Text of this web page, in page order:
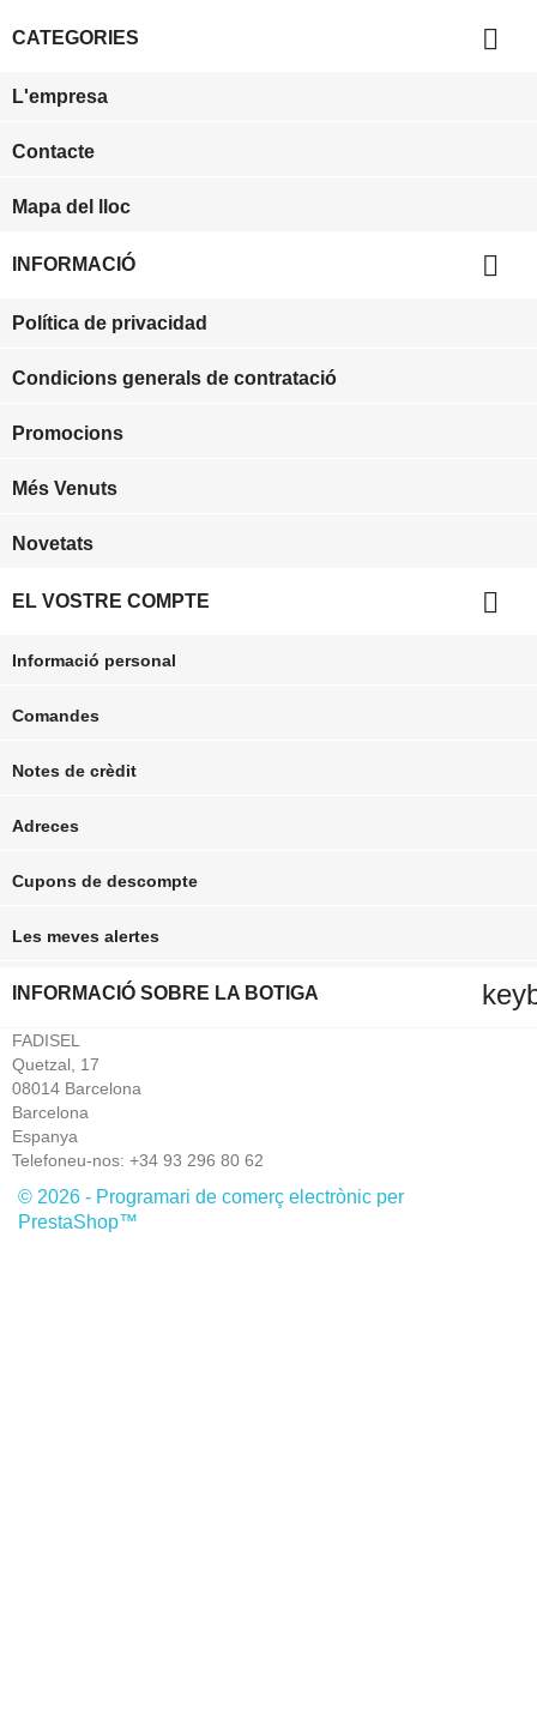
CATEGORIES 
L'empresa
Contacte
Mapa del lloc
INFORMACIÓ 
Política de privacidad
Condicions generals de contratació
Promocions
Més Venuts
Novetats
EL VOSTRE COMPTE 
Informació personal
Comandes
Notes de crèdit
Adreces
Cupons de descompte
Les meves alertes
INFORMACIÓ SOBRE LA BOTIGA
FADISEL
Quetzal, 17
08014 Barcelona
Barcelona
Espanya
Telefoneu-nos: +34 93 296 80 62
© 2026 - Programari de comerç electrònic per
PrestaShop™